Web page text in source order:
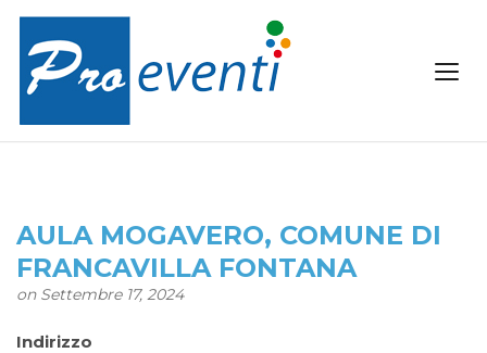
AULA MOGAVERO, COMUNE DI
FRANCAVILLA FONTANA
on Settembre 17, 2024
Indirizzo